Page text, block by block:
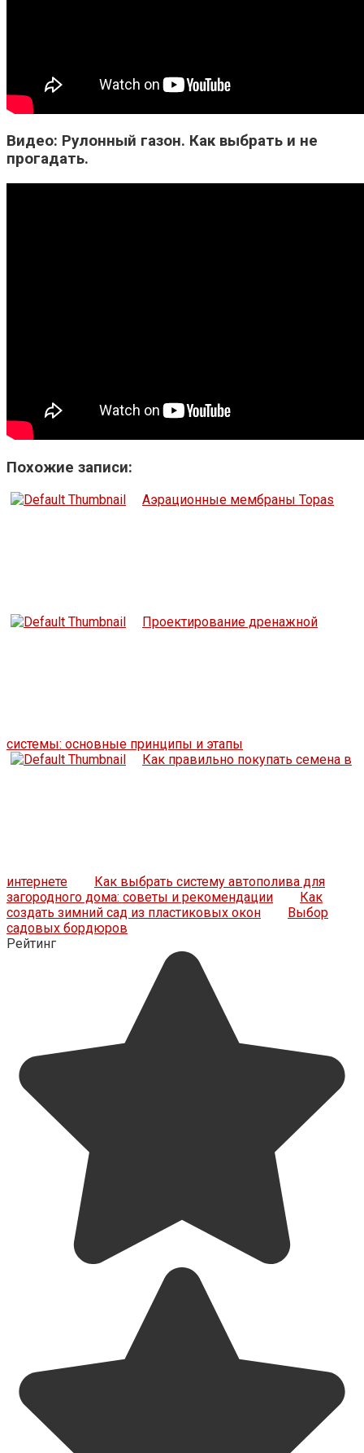
Видео: Рулонный газон. Как выбрать и не
прогадать.
Похожие записи:
Аэрационные мембраны Topas
Проектирование дренажной
системы: основные принципы и этапы
Как правильно покупать семена в
интернете
Как выбрать систему автополива для
загородного дома: советы и рекомендации
Как
создать зимний сад из пластиковых окон
Выбор
садовых бордюров
Рейтинг